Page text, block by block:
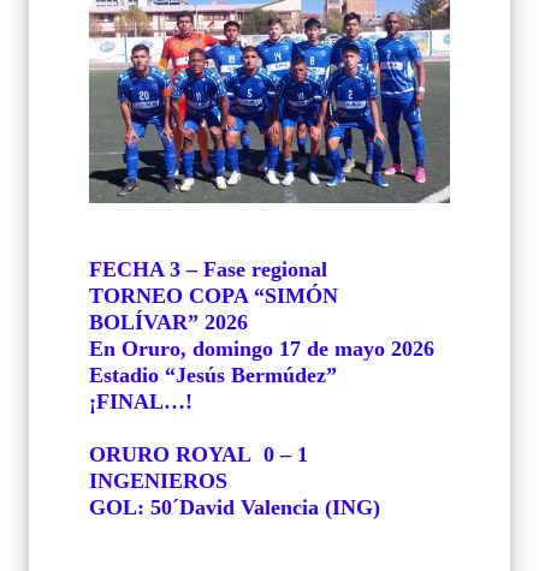
FECHA 3 – Fase regional
TORNEO COPA “SIMÓN
BOLÍVAR” 2026
En Oruro, domingo 17 de mayo 2026
Estadio “Jesús Bermúdez”
¡FINAL…!
ORURO ROYAL 0 – 1
INGENIEROS
GOL: 50´David Valencia (ING)